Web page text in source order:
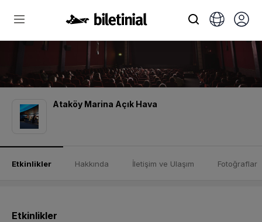
Ataköy Marina Açık Hava
Etkinlikler Hakkında İletişim ve Ulaşım Fotoğraflar
Etkinlikler